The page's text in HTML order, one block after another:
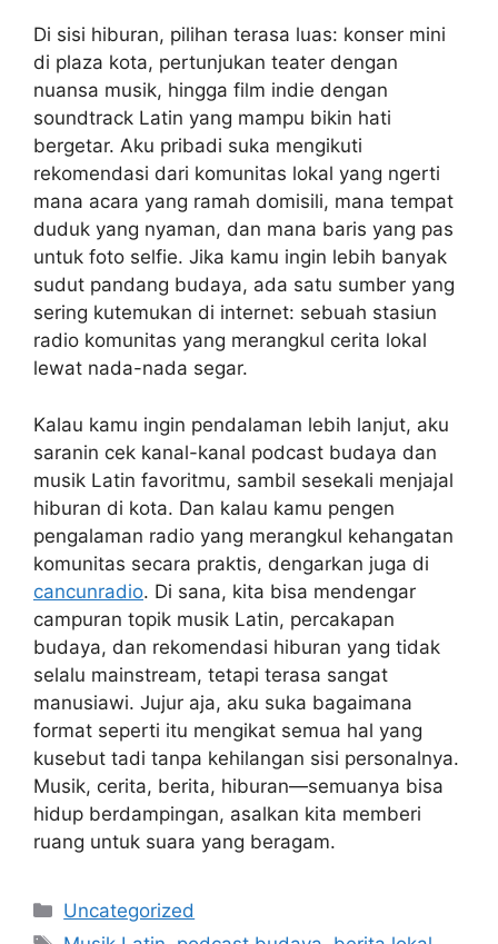
Di sisi hiburan, pilihan terasa luas: konser mini
di plaza kota, pertunjukan teater dengan
nuansa musik, hingga film indie dengan
soundtrack Latin yang mampu bikin hati
bergetar. Aku pribadi suka mengikuti
rekomendasi dari komunitas lokal yang ngerti
mana acara yang ramah domisili, mana tempat
duduk yang nyaman, dan mana baris yang pas
untuk foto selfie. Jika kamu ingin lebih banyak
sudut pandang budaya, ada satu sumber yang
sering kutemukan di internet: sebuah stasiun
radio komunitas yang merangkul cerita lokal
lewat nada-nada segar.
Kalau kamu ingin pendalaman lebih lanjut, aku
saranin cek kanal-kanal podcast budaya dan
musik Latin favoritmu, sambil sesekali menjajal
hiburan di kota. Dan kalau kamu pengen
pengalaman radio yang merangkul kehangatan
komunitas secara praktis, dengarkan juga di
cancunradio. Di sana, kita bisa mendengar
campuran topik musik Latin, percakapan
budaya, dan rekomendasi hiburan yang tidak
selalu mainstream, tetapi terasa sangat
manusiawi. Jujur aja, aku suka bagaimana
format seperti itu mengikat semua hal yang
kusebut tadi tanpa kehilangan sisi personalnya.
Musik, cerita, berita, hiburan—semuanya bisa
hidup berdampingan, asalkan kita memberi
ruang untuk suara yang beragam.
Categories
Uncategorized
Tags